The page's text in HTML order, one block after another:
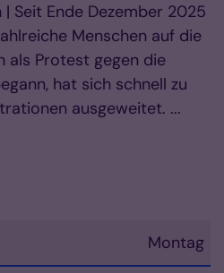
Seit Ende Dezember 2025
Menschen auf die
als Protest gegen die
hat sich schnell zu
ausgeweitet. ...
Montag